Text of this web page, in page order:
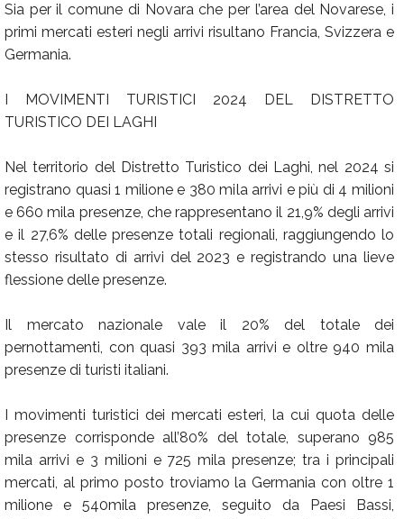
Sia per il comune di Novara che per l’area del Novarese, i
primi mercati esteri negli arrivi risultano Francia, Svizzera e
Germania.
I MOVIMENTI TURISTICI 2024 DEL DISTRETTO
TURISTICO DEI LAGHI
Nel territorio del Distretto Turistico dei Laghi, nel 2024 si
registrano quasi 1 milione e 380 mila arrivi e più di 4 milioni
e 660 mila presenze, che rappresentano il 21,9% degli arrivi
e il 27,6% delle presenze totali regionali, raggiungendo lo
stesso risultato di arrivi del 2023 e registrando una lieve
flessione delle presenze.
Il mercato nazionale vale il 20% del totale dei
pernottamenti, con quasi 393 mila arrivi e oltre 940 mila
presenze di turisti italiani.
I movimenti turistici dei mercati esteri, la cui quota delle
presenze corrisponde all’80% del totale, superano 985
mila arrivi e 3 milioni e 725 mila presenze; tra i principali
mercati, al primo posto troviamo la Germania con oltre 1
milione e 540mila presenze, seguito da Paesi Bassi,